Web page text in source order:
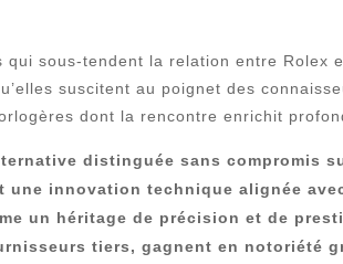
qui sous-tendent la relation entre
suscitent au poignet des
dont la rencontre enrichit
distinguée sans compromis
une innovation technique alignée
un héritage de précision et de
tiers, gagnent en notoriété